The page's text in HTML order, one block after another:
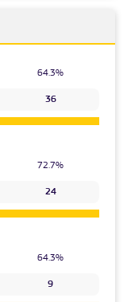
64.3%
36
72.7%
24
64.3%
9